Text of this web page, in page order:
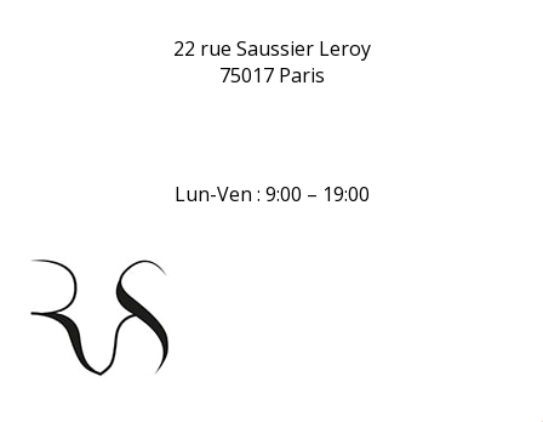
22 rue Saussier Leroy
75017 Paris
Lun-Ven : 9:00 – 19:00